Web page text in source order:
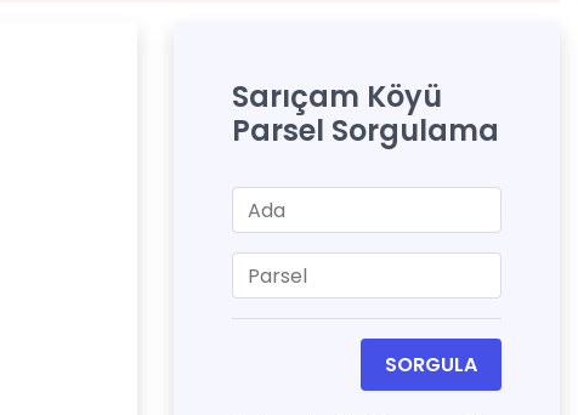
Sarıçam Köyü
Parsel Sorgulama
SORGULA